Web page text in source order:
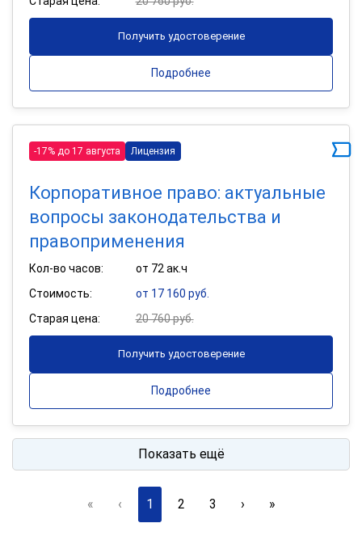
Получить удостоверение
Подробнее
-17% до 17 августа Лицензия
Корпоративное право: актуальные
вопросы законодательства и
правоприменения
Кол-во часов:
от 72 ак.ч
Стоимость:
от 17 160 руб.
Старая цена:
20 760 руб.
Получить удостоверение
Подробнее
Показать ещё
« ‹ 1 2 3 › »